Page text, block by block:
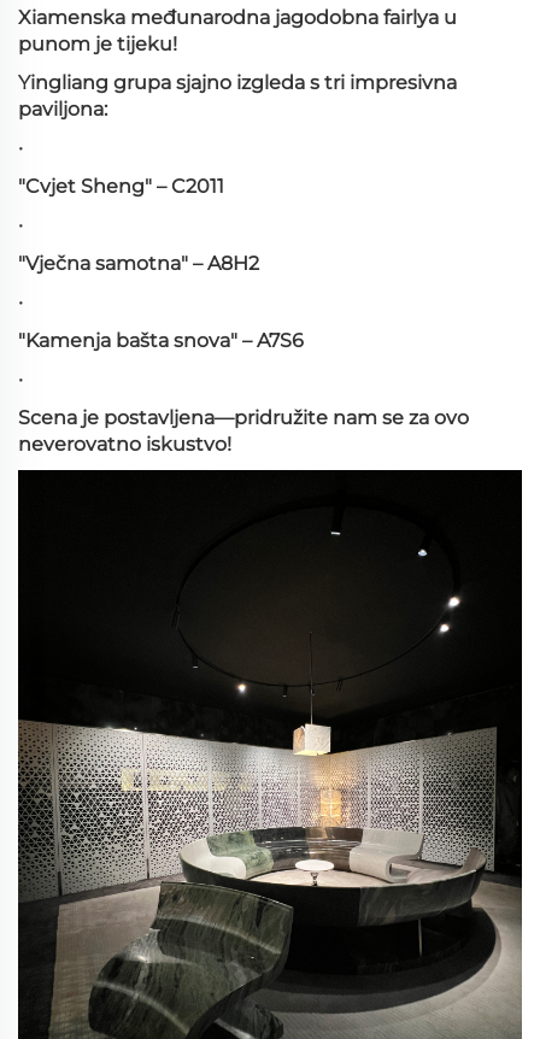
Xiamenska međunarodna jagodobna fairlya u
punom je tijeku!
Yingliang grupa sjajno izgleda s tri impresivna
paviljona:
·
"Cvjet Sheng" – C2011
·
"Vječna samotna" – A8H2
·
"Kamenja bašta snova" – A7S6
·
Scena je postavljena—pridružite nam se za ovo
neverovatno iskustvo!